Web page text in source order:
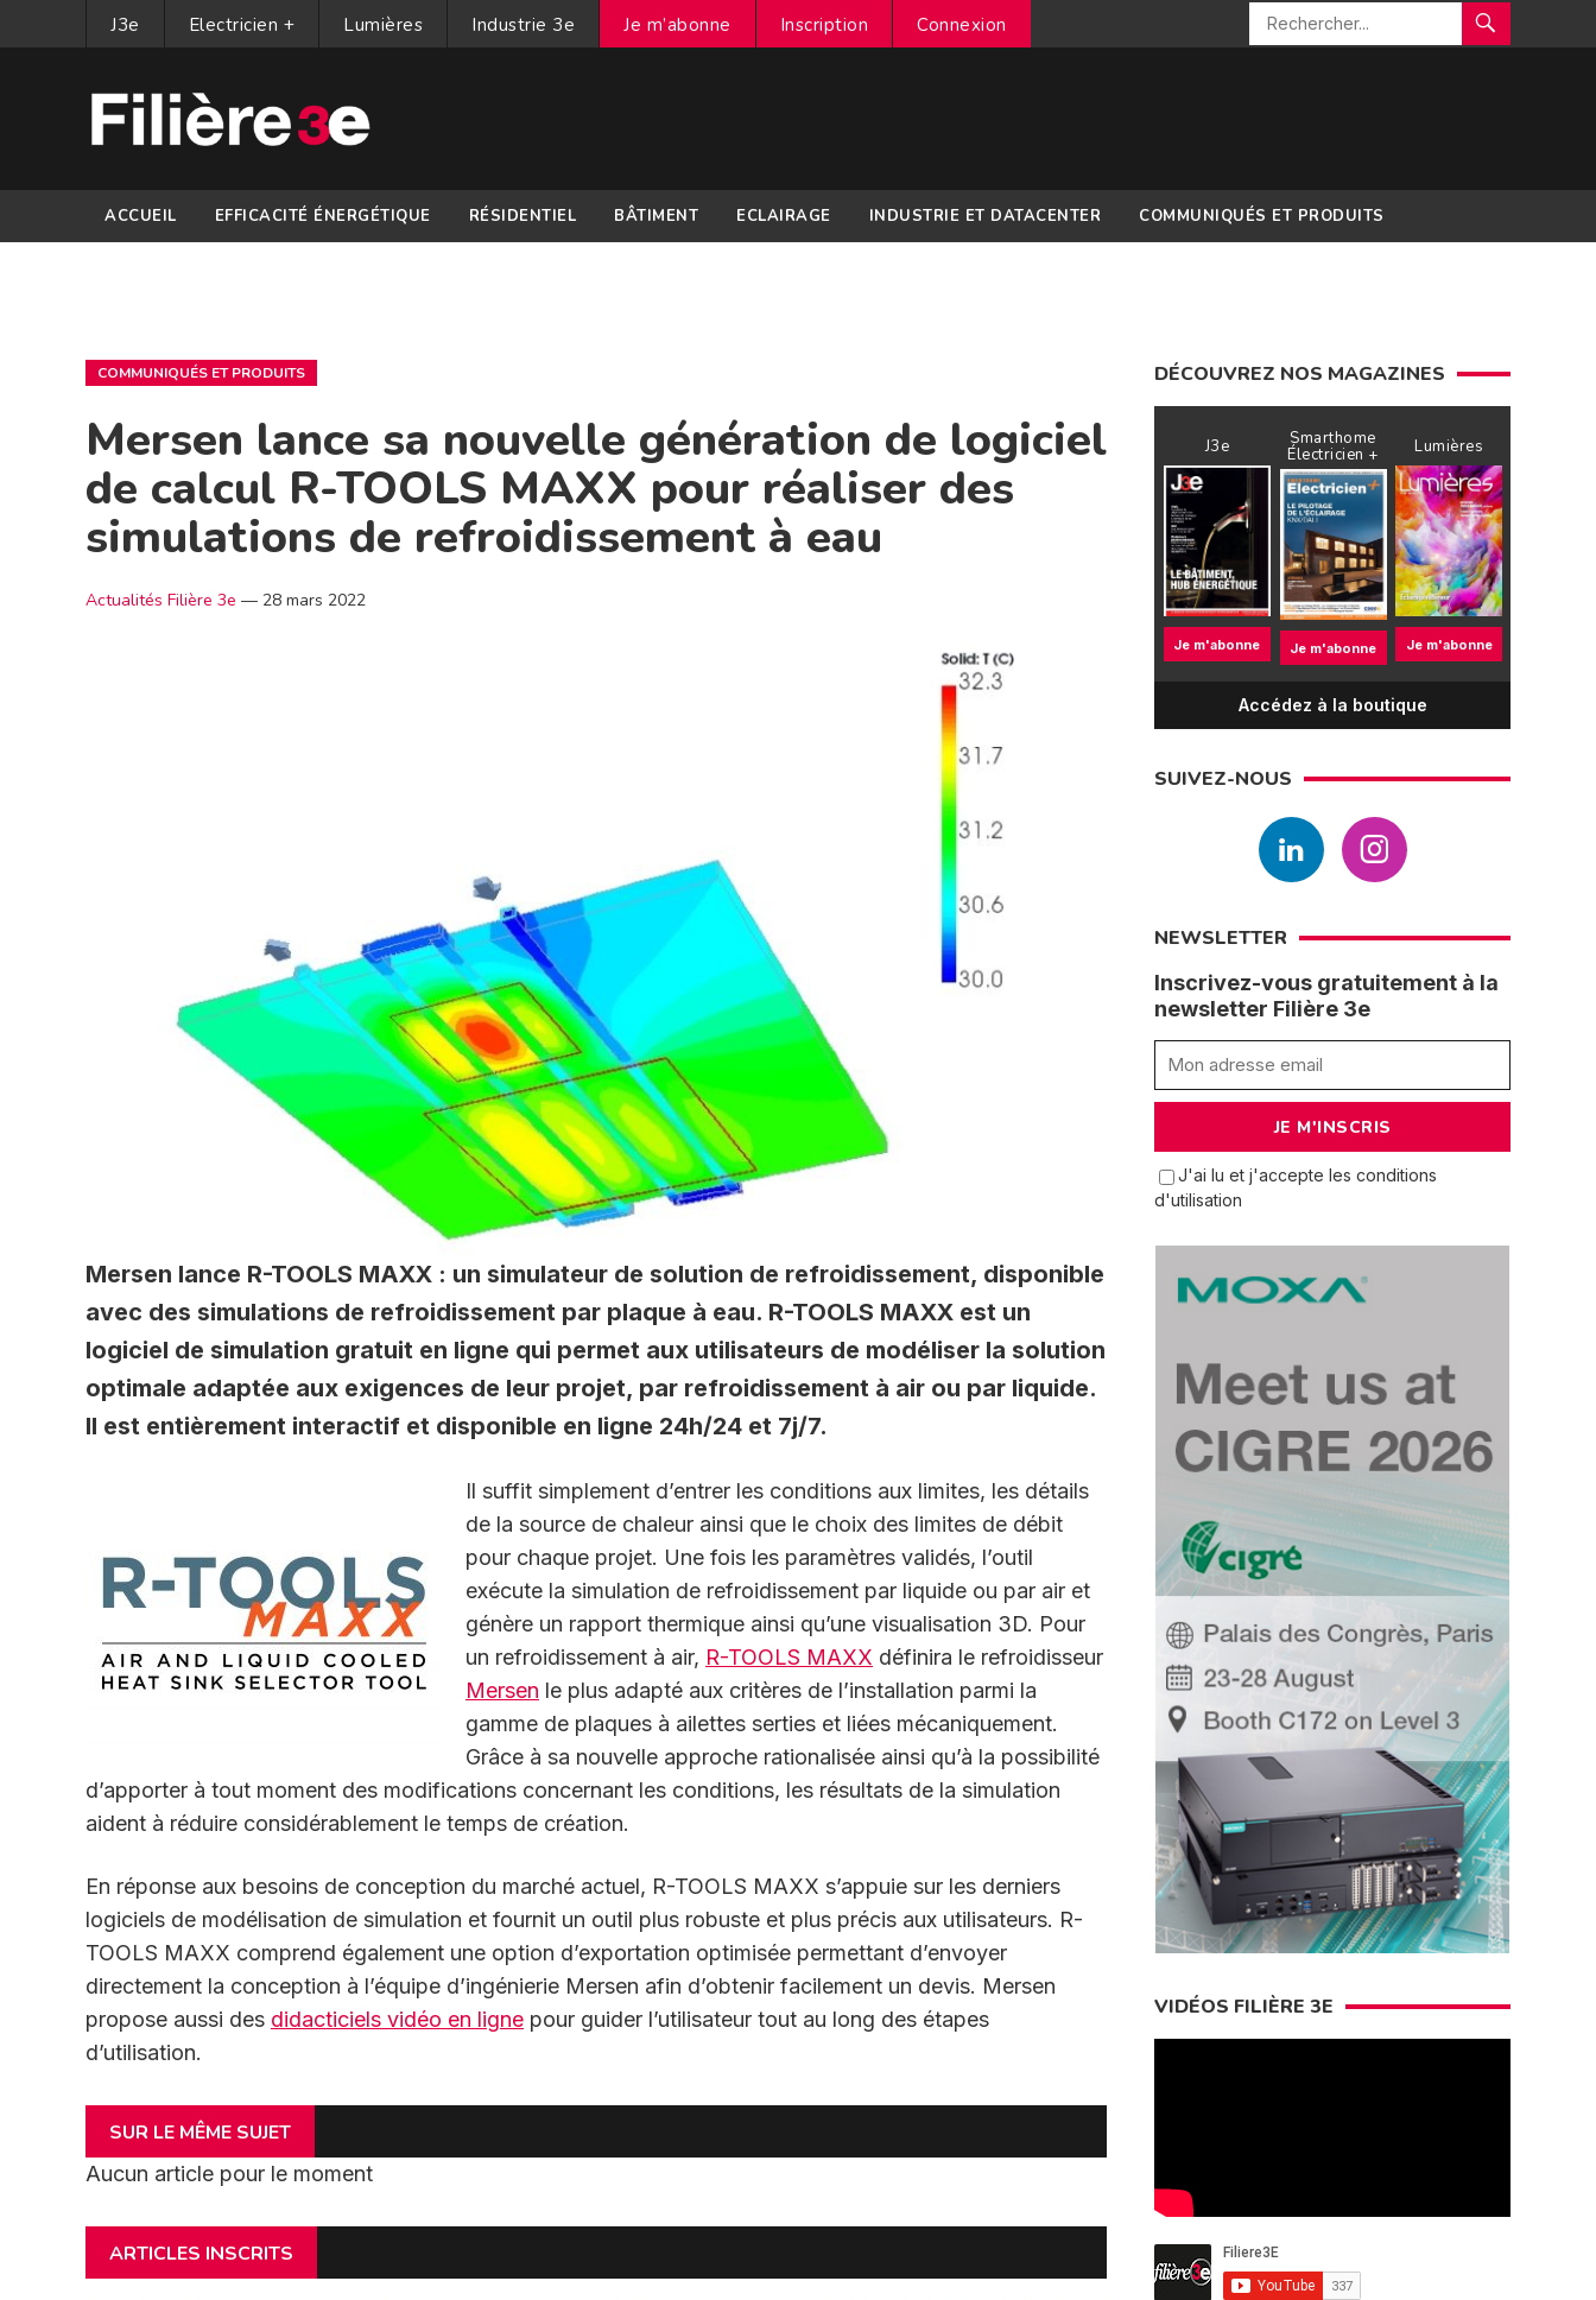
J3e Electricien + Lumières Industrie 3e Je m’abonne Inscription Connexion
ACCUEIL EFFICACITÉ ÉNERGÉTIQUE RÉSIDENTIEL BÂTIMENT ECLAIRAGE INDUSTRIE ET DATACENTER COMMUNIQUÉS ET PRODUITS
COMMUNIQUÉS ET PRODUITS
Mersen lance sa nouvelle génération de logiciel
de calcul R-TOOLS MAXX pour réaliser des
simulations de refroidissement à eau
Actualités Filière 3e — 28 mars 2022
Mersen lance R-TOOLS MAXX : un simulateur de solution de refroidissement, disponible
avec des simulations de refroidissement par plaque à eau. R-TOOLS MAXX est un
logiciel de simulation gratuit en ligne qui permet aux utilisateurs de modéliser la solution
optimale adaptée aux exigences de leur projet, par refroidissement à air ou par liquide.
Il est entièrement interactif et disponible en ligne 24h/24 et 7j/7.
Il suffit simplement d’entrer les conditions aux limites, les détails
de la source de chaleur ainsi que le choix des limites de débit
pour chaque projet. Une fois les paramètres validés, l’outil
exécute la simulation de refroidissement par liquide ou par air et
génère un rapport thermique ainsi qu’une visualisation 3D. Pour
un refroidissement à air, R-TOOLS MAXX définira le refroidisseur
Mersen le plus adapté aux critères de l’installation parmi la
gamme de plaques à ailettes serties et liées mécaniquement.
Grâce à sa nouvelle approche rationalisée ainsi qu’à la possibilité
d’apporter à tout moment des modifications concernant les conditions, les résultats de la simulation
aident à réduire considérablement le temps de création.
En réponse aux besoins de conception du marché actuel, R-TOOLS MAXX s’appuie sur les derniers
logiciels de modélisation de simulation et fournit un outil plus robuste et plus précis aux utilisateurs. R-
TOOLS MAXX comprend également une option d’exportation optimisée permettant d’envoyer
directement la conception à l’équipe d’ingénierie Mersen afin d’obtenir facilement un devis. Mersen
propose aussi des didacticiels vidéo en ligne pour guider l’utilisateur tout au long des étapes
d’utilisation.
SUR LE MÊME SUJET
Aucun article pour le moment
ARTICLES INSCRITS
DÉCOUVREZ NOS MAGAZINES
J3e
Je m'abonne
Smarthome
Électricien +
Je m'abonne
Lumières
Je m'abonne
Accédez à la boutique
SUIVEZ-NOUS
NEWSLETTER
Inscrivez-vous gratuitement à la
newsletter Filière 3e
J'ai lu et j'accepte les conditions
d'utilisation
VIDÉOS FILIÈRE 3E